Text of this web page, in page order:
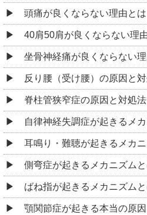
頭痛が良くならない理由とは
40肩50肩が良くならない理
坐骨神経痛が良くならない
反り腰（受け腰）の原因と
脊柱管狭窄症の原因と対処
自律神経失調症が起きるメ
耳鳴り・難聴が起きるメカ
側弯症が起きるメカニズム
ばね指が起きるメカニズム
顎関節症が起きる本当の原